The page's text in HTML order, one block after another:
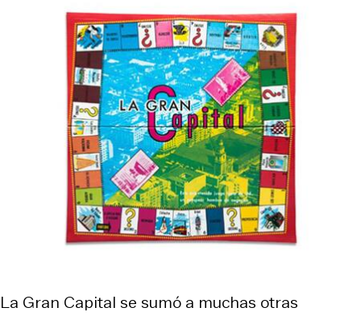
La Gran Capital se sumó a muchas otras